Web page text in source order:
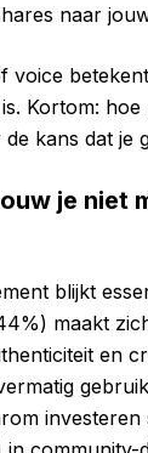
naar
voice
Kortom:
kans dat je
je niet
blijkt
maakt
en
investeren